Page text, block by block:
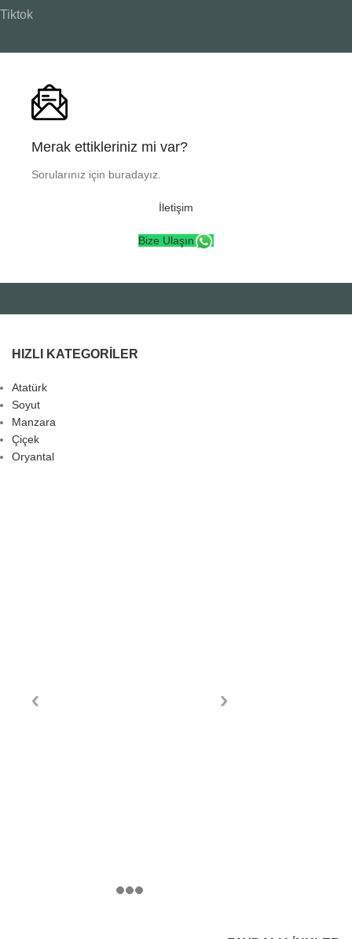
Tiktok
Merak ettikleriniz mi var?
Sorularınız için buradayız.
İletişim
Bize Ulaşın
HIZLI KATEGORILER
Atatürk
Soyut
Manzara
Çiçek
Oryantal